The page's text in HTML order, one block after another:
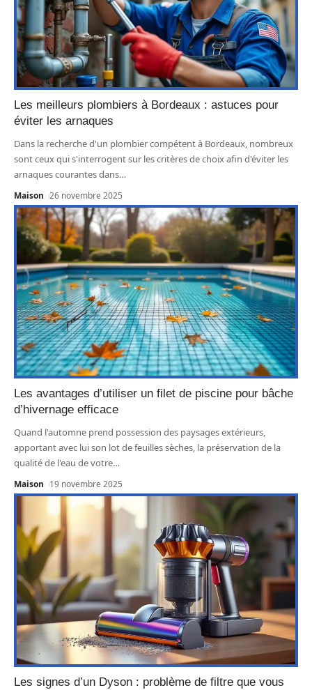
Les meilleurs plombiers à Bordeaux : astuces pour
éviter les arnaques
Dans la recherche d'un plombier compétent à Bordeaux, nombreux
sont ceux qui s'interrogent sur les critères de choix afin d'éviter les
arnaques courantes dans…
Maison 26 novembre 2025
Les avantages d’utiliser un filet de piscine pour bâche
d’hivernage efficace
Quand l'automne prend possession des paysages extérieurs,
apportant avec lui son lot de feuilles sèches, la préservation de la
qualité de l'eau de votre…
Maison 19 novembre 2025
Les signes d’un Dyson : problème de filtre que vous